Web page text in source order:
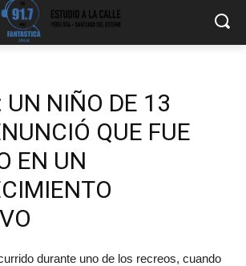
UN NIÑO DE 13
QUE FUE
EN UN
durante uno de los recreos, cuando